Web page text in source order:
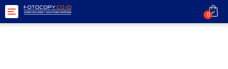
Toggle
navigation
0